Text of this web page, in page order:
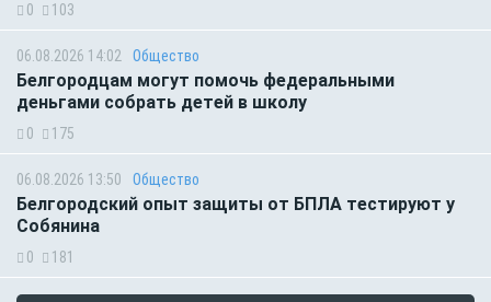
0 103
06.08.2026 14:02 Общество
Белгородцам могут помочь федеральными
деньгами собрать детей в школу
0 175
06.08.2026 13:50 Общество
Белгородский опыт защиты от БПЛА тестируют у
Собянина
0 181